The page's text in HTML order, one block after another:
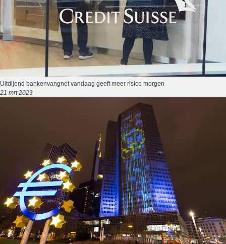
Uitdijend bankenvangnet vandaag geeft meer risico morgen
21 mrt 2023